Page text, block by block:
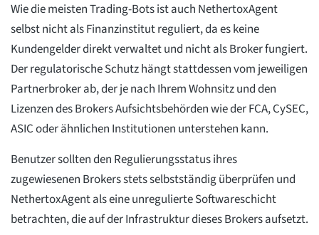
Wie die meisten Trading-Bots ist auch NethertoxAgent
selbst nicht als Finanzinstitut reguliert, da es keine
Kundengelder direkt verwaltet und nicht als Broker fungiert.
Der regulatorische Schutz hängt stattdessen vom jeweiligen
Partnerbroker ab, der je nach Ihrem Wohnsitz und den
Lizenzen des Brokers Aufsichtsbehörden wie der FCA, CySEC,
ASIC oder ähnlichen Institutionen unterstehen kann.
Benutzer sollten den Regulierungsstatus ihres
zugewiesenen Brokers stets selbstständig überprüfen und
NethertoxAgent als eine unregulierte Softwareschicht
betrachten, die auf der Infrastruktur dieses Brokers aufsetzt.